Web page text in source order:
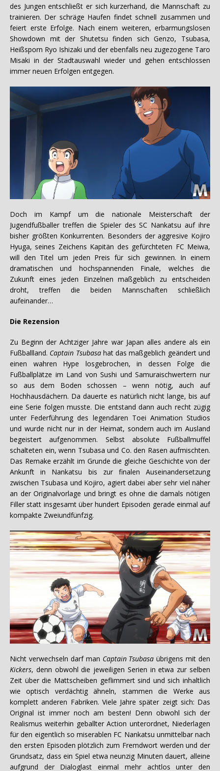
des Jungen entschließt er sich kurzerhand, die Mannschaft zu
trainieren. Der schräge Haufen findet schnell zusammen und
feiert erste Erfolge. Nach einem weiteren, erbarmungslosen
Showdown mit der Shutetsu finden sich Genzo, Tsubasa,
Heißsporn Ryo Ishizaki und der ebenfalls neu zugezogene Taro
Misaki in der Stadtauswahl wieder und gehen entschlossen
immer neuen Erfolgen entgegen.
Doch im Kampf um die nationale Meisterschaft der
Jugendfußballer treffen die Spieler des SC Nankatsu auf ihre
bisher größten Konkurrenten. Besonders der aggresive Kojiro
Hyuga, seines Zeichens Kapitän des gefürchteten FC Meiwa,
will den Titel um jeden Preis für sich gewinnen. In einem
dramatischen und hochspannenden Finale, welches die
Zukunft eines jeden Einzelnen maßgeblich zu entscheiden
droht, treffen die beiden Mannschaften schließlich
aufeinander…
Die Rezension
Zu Beginn der Achtziger Jahre war Japan alles andere als ein
Fußballland. Captain Tsubasahat das maßgeblich geändert und
einen wahren Hype losgebrochen, in dessen Folge die
Fußballplätze im Land von Sushi und Samuraischwertern nur
so aus dem Boden schossen – wenn nötig, auch auf
Hochhausdächern. Da dauerte es natürlich nicht lange, bis auf
eine Serie folgen musste. Die entstand dann auch recht zügig
unter Federführung des legendären Toei Animation Studios
und wurde nicht nur in der Heimat, sondern auch im Ausland
begeistert aufgenommen. Selbst absolute Fußballmuffel
schalteten ein, wenn Tsubasa und Co. den Rasen aufmischten.
Das Remake erzählt im Grunde die gleiche Geschichte von der
Ankunft in Nankatsu bis zur finalen Auseinandersetzung
zwischen Tsubasa und Kojiro, agiert dabei aber sehr viel näher
an der Originalvorlage und bringt es ohne die damals nötigen
Filler statt insgesamt über hundert Episoden gerade einmal auf
kompakte Zweiundfünfzig.
Nicht verwechseln darf man Captain Tsubasa übrigens mit den
Kickers, denn obwohl die jeweiligen Serien in etwa zur selben
Zeit über die Mattscheiben geflimmert sind und sich inhaltlich
wie optisch verdächtig ähneln, stammen die Werke aus
komplett anderen Fabriken. Viele Jahre später zeigt sich: Das
Original ist immer noch am besten! Denn obwohl sich der
Realismus weiterhin geballter Action unterordnet, Niederlagen
für den eigentlich so miserablen FC Nankatsu unmittelbar nach
den ersten Episoden plötzlich zum Fremdwort werden und der
Grundsatz, dass ein Spiel etwa neunzig Minuten dauert, alleine
aufgrund der Dialoglast einmal mehr achtlos unter den